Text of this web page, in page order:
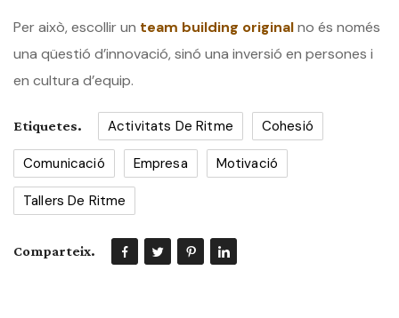
Per això, escollir un team building originalno és només
una qüestió d’innovació, sinó una inversió en persones i
en cultura d’equip.
Etiquetes. Activitats De Ritme Cohesió
Comunicació Empresa Motivació
Tallers De Ritme
Comparteix.